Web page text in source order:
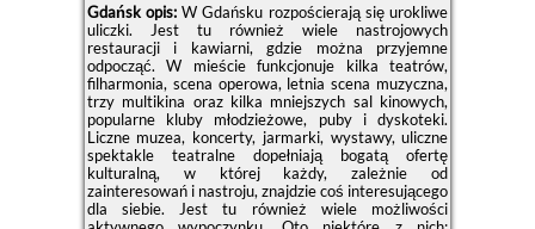
Gdańsk opis:W Gdańsku rozpościerają się urokliwe
uliczki. Jest tu również wiele nastrojowych
restauracji i kawiarni, gdzie można przyjemne
odpocząć. W mieście funkcjonuje kilka teatrów,
filharmonia, scena operowa, letnia scena muzyczna,
trzy multikina oraz kilka mniejszych sal kinowych,
popularne kluby młodzieżowe, puby i dyskoteki.
Liczne muzea, koncerty, jarmarki, wystawy, uliczne
spektakle teatralne dopełniają bogatą ofertę
kulturalną, w której każdy, zależnie od
zainteresowań i nastroju, znajdzie coś interesującego
dla siebie. Jest tu również wiele możliwości